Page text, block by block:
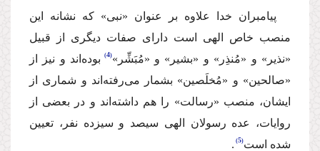
پیامبران خدا علاوه بر عنوان «نبى» كه نشانه این
منصب خاص الهى است داراى صفات دیگرى از قبیل
«نذیر» و «مُنذِر» و «بشیر» و «مُبَشِّر» 4
بوده‌اند و نیز از
«صالحین» و «مُخلَصین» بشمار مى‌رفته‌اند و شمارى از
ایشان، منصب «رسالت» را هم داشته‌اند و در بعضى از
روایات، عده رسولان الهى سیصد و سیزده نفر، تعیین
شده است 5
.